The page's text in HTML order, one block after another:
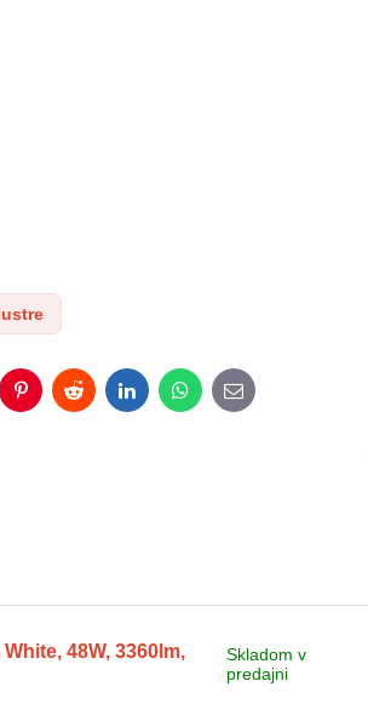
PinterestRedditLinkedInWhatsApp
E-
mail
48W, 3360lm,
Skladom v
predajni